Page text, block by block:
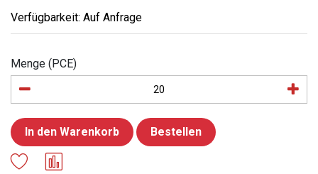
Verfügbarkeit: Auf Anfrage
Menge (PCE)
In den Warenkorb Bestellen